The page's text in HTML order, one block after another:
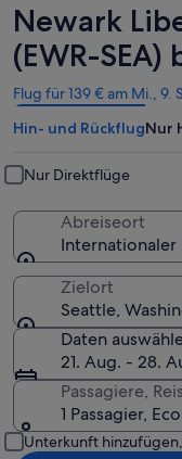
Newark
(EWR-SEA)
Flug für 139 € am Mi., 9.
Wird
in
einem
Fenster
geöffnet
Hin- und RückflugNur
Nur Direktflüge
Abreiseort
Internationaler
Zielort
Seattle,
Daten
21. Aug. - 28.
Passagiere,
1 Passagier,
Unterkunft